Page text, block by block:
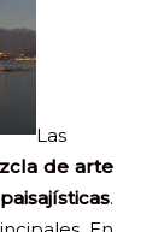
Las
de arte
.